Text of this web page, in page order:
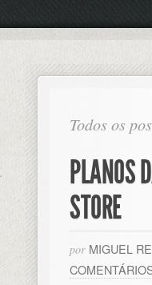
Todos os
PLANOS
STORE
por MIGUEL